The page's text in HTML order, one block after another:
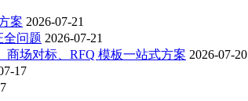
案 2026-07-21
全问题 2026-07-21
场对标、RFQ 模板一站式方案 2026-07-20
17